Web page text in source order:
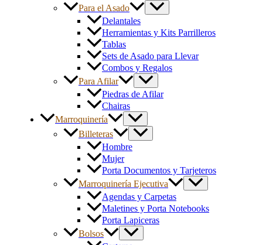
Para el Asado
Delantales
Herramientas y Kits Parrilleros
Tablas
Sets de Asado para Llevar
Combos y Regalos
Para Afilar
Piedras de Afilar
Chairas
Marroquinería
Billeteras
Hombre
Mujer
Porta Documentos y Tarjeteros
Marroquinería Ejecutiva
Agendas y Carpetas
Maletines y Porta Notebooks
Porta Lapiceras
Bolsos